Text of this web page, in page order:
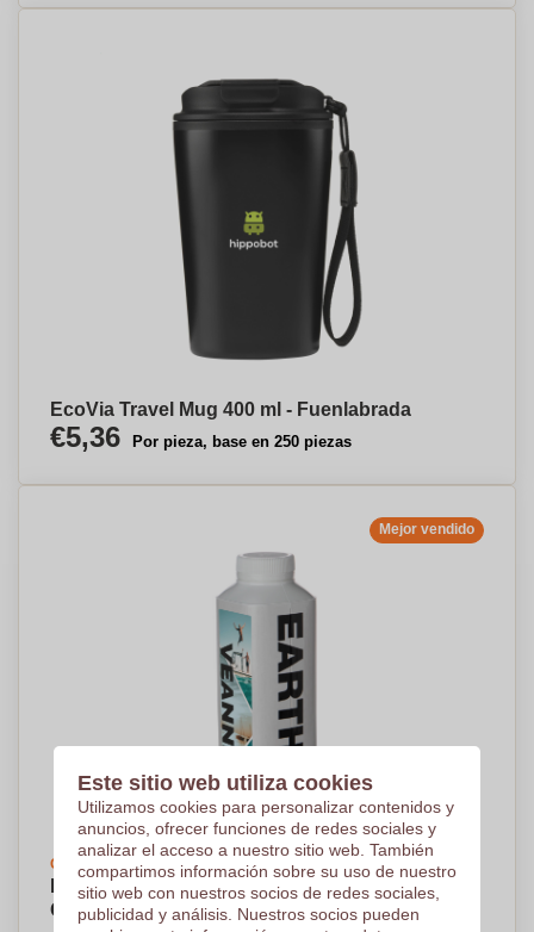
EcoVia Travel Mug 400 ml - Fuenlabrada
€5,36 Por pieza, base en 250 piezas
Mejor vendido
Crea tu diseño
Botella de Agua de Manantial Natural
Certificada por FSC 500ml - Es Castell
Este sitio web utiliza cookies
Utilizamos cookies para personalizar contenidos y
anuncios, ofrecer funciones de redes sociales y
analizar el acceso a nuestro sitio web. También
compartimos información sobre su uso de nuestro
sitio web con nuestros socios de redes sociales,
publicidad y análisis. Nuestros socios pueden